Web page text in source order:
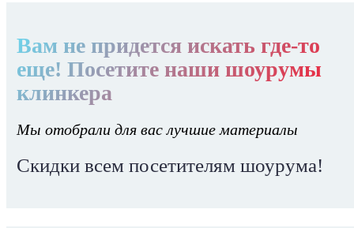
Вам не придется искать где-то
еще! Посетите наши шоурумы
клинкера
Мы отобрали для вас лучшие материалы
Скидки всем посетителям шоурума!